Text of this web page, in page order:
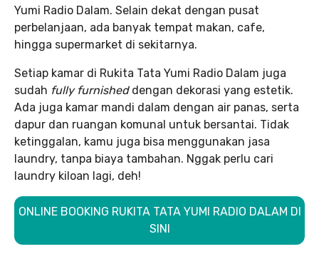
Yumi Radio Dalam. Selain dekat dengan pusat
perbelanjaan, ada banyak tempat makan, cafe,
hingga supermarket di sekitarnya.
Setiap kamar di Rukita Tata Yumi Radio Dalam juga
sudah fully furnisheddengan dekorasi yang estetik.
Ada juga kamar mandi dalam dengan air panas, serta
dapur dan ruangan komunal untuk bersantai. Tidak
ketinggalan, kamu juga bisa menggunakan jasa
laundry, tanpa biaya tambahan. Nggak perlu cari
laundry kiloan lagi, deh!
ONLINE BOOKING RUKITA TATA YUMI RADIO DALAM DI
SINI